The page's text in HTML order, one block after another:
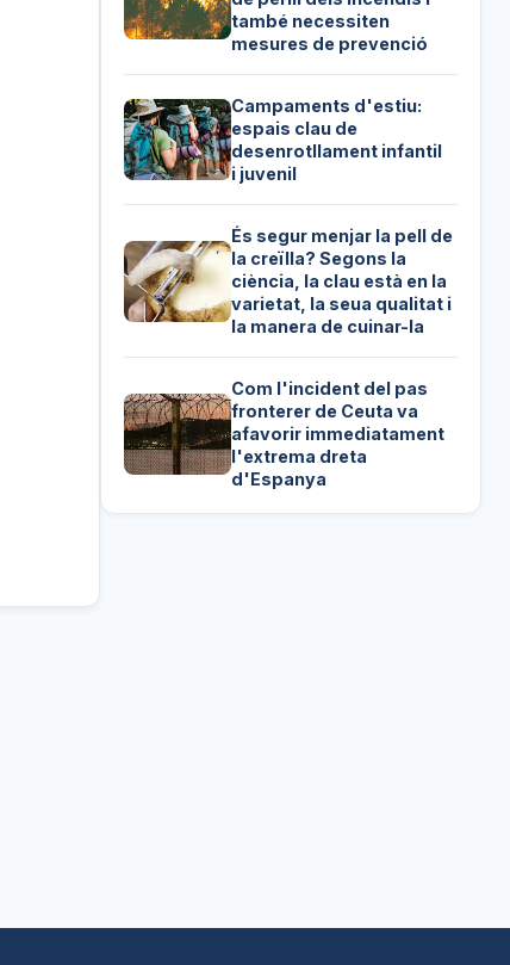
també necessiten
mesures de prevenció
Campaments d'estiu:
espais clau de
desenrotllament infantil
i juvenil
És segur menjar la pell de
la creïlla? Segons la
ciència, la clau està en la
varietat, la seua qualitat i
la manera de cuinar-la
Com l'incident del pas
fronterer de Ceuta va
afavorir immediatament
l'extrema dreta
d'Espanya